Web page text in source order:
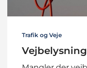
Trafik og Veje